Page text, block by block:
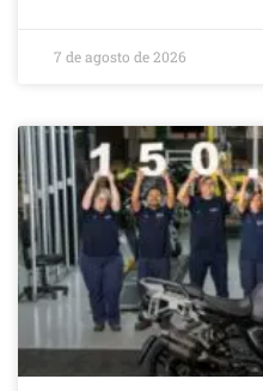
7 de agosto de 2026